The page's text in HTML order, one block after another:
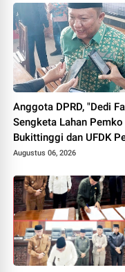
Anggota DPRD, "Dedi
Sengketa Lahan Pemko
Bukittinggi dan UFDK
Diselesaikan Lewat
Sosial
Augustus 06, 2026